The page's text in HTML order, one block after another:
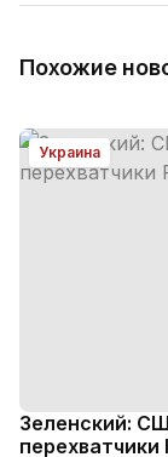
Похожие
Украина
Зеленский: